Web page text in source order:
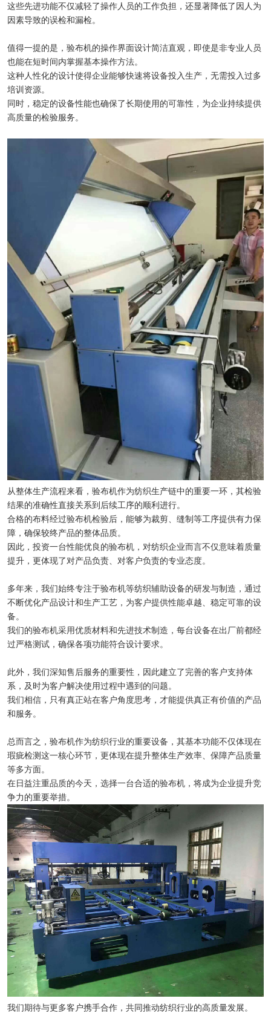
这些先进功能不仅减轻了操作人员的工作负担，还显著降低了因人为
因素导致的误检和漏检。
值得一提的是，验布机的操作界面设计简洁直观，即使是非专业人员
也能在短时间内掌握基本操作方法。
这种人性化的设计使得企业能够快速将设备投入生产，无需投入过多
培训资源。
同时，稳定的设备性能也确保了长期使用的可靠性，为企业持续提供
高质量的检验服务。
从整体生产流程来看，验布机作为纺织生产链中的重要一环，其检验
结果的准确性直接关系到后续工序的顺利进行。
合格的布料经过验布机检验后，能够为裁剪、缝制等工序提供有力保
障，确保较终产品的整体品质。
因此，投资一台性能优良的验布机，对纺织企业而言不仅意味着质量
提升，更体现了对产品负责、对客户负责的专业态度。
多年来，我们始终专注于验布机等纺织辅助设备的研发与制造，通过
不断优化产品设计和生产工艺，为客户提供性能卓越、稳定可靠的设
备。
我们的验布机采用优质材料和先进技术制造，每台设备在出厂前都经
过严格测试，确保各项功能符合设计要求。
此外，我们深知售后服务的重要性，因此建立了完善的客户支持体
系，及时为客户解决使用过程中遇到的问题。
我们相信，只有真正站在客户角度思考，才能提供真正有价值的产品
和服务。
总而言之，验布机作为纺织行业的重要设备，其基本功能不仅体现在
瑕疵检测这一核心环节，更体现在提升整体生产效率、保障产品质量
等多方面。
在日益注重品质的今天，选择一台合适的验布机，将成为企业提升竞
争力的重要举措。
我们期待与更多客户携手合作，共同推动纺织行业的高质量发展。